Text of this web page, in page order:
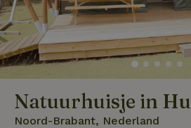
Natuurhuisje in
Noord-Brabant, Nederland